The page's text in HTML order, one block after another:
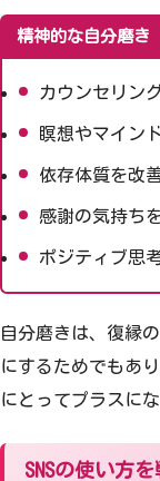
精神的な自分磨き
カウンセリン
瞑想やマイン
依存体質を改
感謝の気持ち
ポジティブ思
自分磨きは、復縁
にするためでもあ
にとってプラスに
SNSの使い方